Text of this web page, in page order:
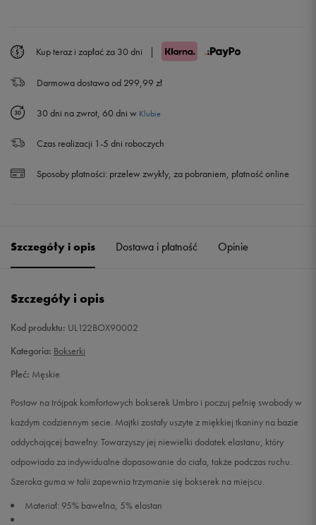
Kup teraz i zapłać za 30 dni |
Darmowa dostawa od 299,99 zł
30 dni na zwrot, 60 dni w Klubie
Czas realizacji 1-5 dni roboczych
Sposoby płatności: przelew zwykły, za pobraniem, płatność online
Szczegóły i opis Dostawa i płatność Opinie
Szczegóły i opis
Kod produktu: UL122BOX90002
Kategoria: Bokserki
Płeć: Męskie
Postaw na trójpak komfortowych bokserek Umbro i poczuj pełnię swobody w
każdym codziennym secie. Majtki zostały uszyte z miękkiej tkaniny na bazie
oddychającej bawełny. Towarzyszy jej niewielki dodatek elastanu, który
odpowiada za indywidualne dopasowanie do ciała, także podczas ruchu.
Szeroka guma w talii zapewnia trzymanie się bokserek na miejscu.
Materiał: 95% bawełna, 5% elastan